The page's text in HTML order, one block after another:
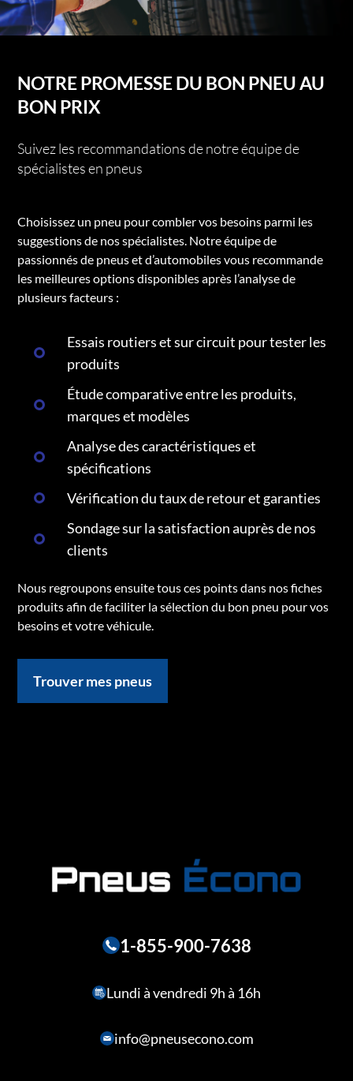
NOTRE PROMESSE DU BON PNEU AU
BON PRIX
Suivez les recommandations de notre équipe de
spécialistes en pneus
Choisissez un pneu pour combler vos besoins parmi les
suggestions de nos spécialistes. Notre équipe de
passionnés de pneus et d’automobiles vous recommande
les meilleures options disponibles après l’analyse de
plusieurs facteurs :
Essais routiers et sur circuit pour tester les
produits
Étude comparative entre les produits,
marques et modèles
Analyse des caractéristiques et
spécifications
Vérification du taux de retour et garanties
Sondage sur la satisfaction auprès de nos
clients
Nous regroupons ensuite tous ces points dans nos fiches
produits afin de faciliter la sélection du bon pneu pour vos
besoins et votre véhicule.
Trouver mes pneus
1-855-900-7638
Lundi à vendredi 9h à 16h
info@pneusecono.com